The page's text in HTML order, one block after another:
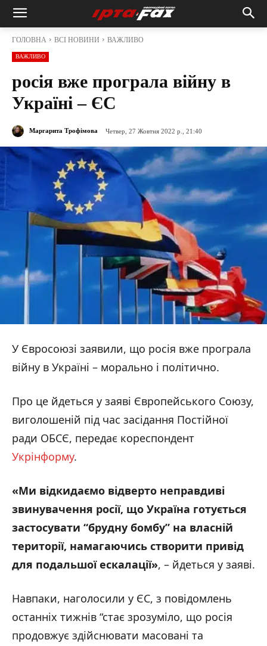
ГОЛОВНА ВСІ НОВИНИ ВАЖЛИВО
ВАЖЛИВО
росія вже програла війну в
Україні – ЄС
Маргарита Трофімова Четвер, 27 Жовтня 2022 р., 21:40
У Євросоюзі заявили, що росія вже програла
війну в Україні – морально і політично.
Про це йдеться у заяві Європейського Союзу,
виголошеній під час засідання Постійної
ради ОБСЄ, передає кореспондент
Укрінформу.
«Ми відкидаємо відверто неправдиві
звинувачення росії, що Україна готується
застосувати “брудну бомбу” на власній
території, намагаючись створити привід
для подальшої ескалації», – йдеться у заяві.
Навпаки, наголосили у ЄС, з повідомлень
останніх тижнів “стає зрозуміло, що росія
продовжує здійснювати масовані та